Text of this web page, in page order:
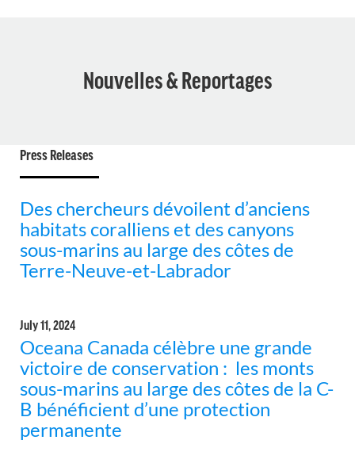
Nouvelles & Reportages
Press Releases
Des chercheurs dévoilent d’anciens
habitats coralliens et des canyons
sous-marins au large des côtes de
Terre-Neuve-et-Labrador
July 11, 2024
Oceana Canada célèbre une grande
victoire de conservation : les monts
sous-marins au large des côtes de la C-
B bénéficient d’une protection
permanente